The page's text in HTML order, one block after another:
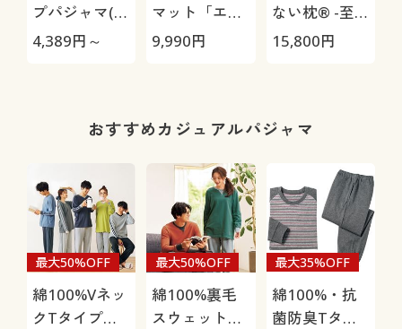
プパジャマ(男
女兼用)(抗菌
4,389円～
マット「エア
ージョブ®」
9,990円
ない枕® -至
極-
15,800円
おすすめカジュアルパジャマ
綿100%Vネッ
クTタイプパ
最大50%OFF
綿100%裏毛
スウェットパ
最大50%OFF
綿100%・抗
菌防臭Tタイ
最大35%OFF